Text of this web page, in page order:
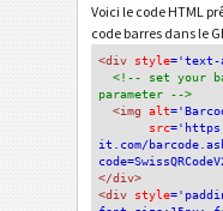
Voici le code HTML
code barres dans le
<div style='text-
<!-- set your
parameter -->
<img alt
src
it.com/
</div>
<div style